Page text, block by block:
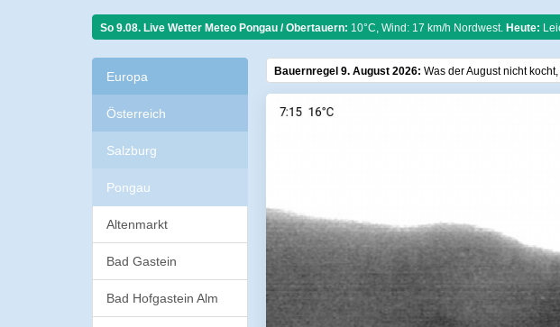
So 9.08. Live Wetter Meteo Pongau / Obertauern: 10°C, Wind: 17 km/h Nordwest. Heute:
Europa
Österreich
Salzburg
Pongau
Altenmarkt
Bad Gastein
Bad Hofgastein Alm
Bauernregel 9. August 2026: Was der August nicht